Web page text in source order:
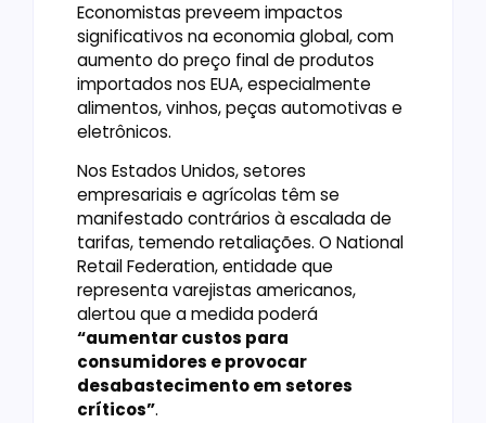
Economistas preveem impactos
significativos na economia global, com
aumento do preço final de produtos
importados nos EUA, especialmente
alimentos, vinhos, peças automotivas e
eletrônicos.
Nos Estados Unidos, setores
empresariais e agrícolas têm se
manifestado contrários à escalada de
tarifas, temendo retaliações. O National
Retail Federation, entidade que
representa varejistas americanos,
alertou que a medida poderá
“aumentar custos para
consumidores e provocar
desabastecimento em setores
críticos”.